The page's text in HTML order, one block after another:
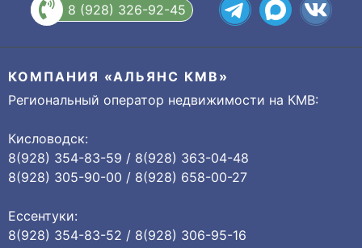
8 (928) 326-92-45
КОМПАНИЯ «АЛЬЯНС КМВ»
Региональный оператор недвижимости на КМВ:
Кисловодск:
8(928) 354-83-59 / 8(928) 363-04-48
8(928) 305-90-00 / 8(928) 658-00-27
Ессентуки:
8(928) 354-83-52 / 8(928) 306-95-16